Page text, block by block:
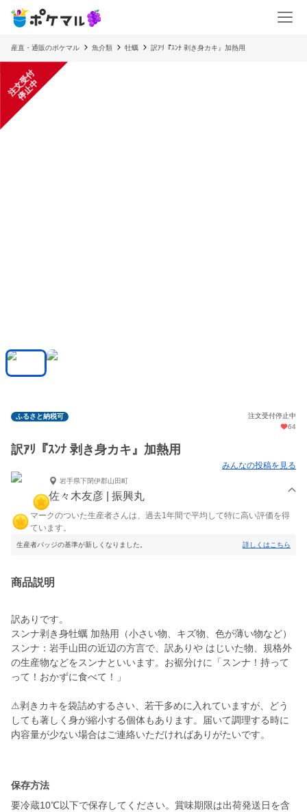
産直・通販のポケマル 魚介類 牡蠣 訳ｱﾘ『ｽﾝﾅ 剥き身カキ』加熱用
注
文
受
付
停
止
中
ふるさと納税可
注文受付停止中
64
訳ｱﾘ『ｽﾝﾅ 剥き身カキ』加熱用
みんなの投稿を見る
岩手県下閉伊郡山田町
佐々木友彦 | 振興丸
マークのついた生産者さんは、過去1年間で平均して特に高い評価を得
ています。
生産者バッジの基準が新しくなりました。 詳しくはこちら
商品説明
訳ありです。
スンナ剥き身牡蠣 加熱用（小さい物、キズ物、色が薄い物など）
スンナ：岩手山田の近辺の方言で、訳ありや はじいた物、規格外
の生産物などをスンナといいます。お裾分けに「スンナ！持って
って！おかずに食べて！」
⚠剥きカキを袋詰めするさい、若干多めに入れていますが、どう
しても著しく身が縮小する個体もあります。届いて調理する時に
内容量が少ない場合はご連絡いただければありがたいです。
保存方法
要冷蔵10℃以下で保存してください。賞味期限は出荷発送日を含